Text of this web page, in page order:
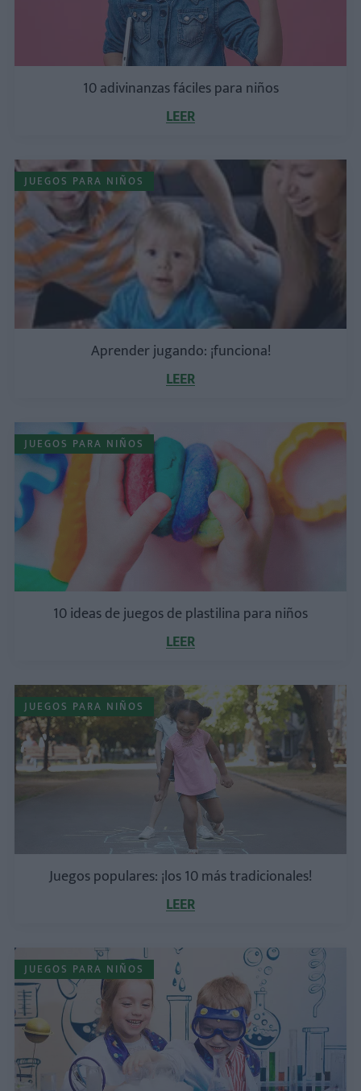
10 adivinanzas fáciles para niños
LEER
JUEGOS PARA NIÑOS
Aprender jugando: ¡funciona!
LEER
JUEGOS PARA NIÑOS
10 ideas de juegos de plastilina para niños
LEER
JUEGOS PARA NIÑOS
Juegos populares: ¡los 10 más tradicionales!
LEER
JUEGOS PARA NIÑOS